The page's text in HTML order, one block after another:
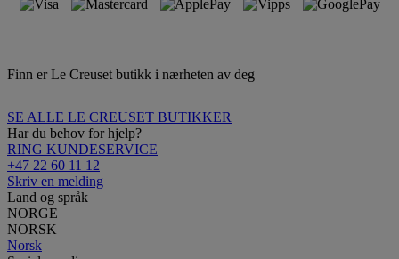
Finn er Le Creuset butikk i nærheten av deg
SE ALLE LE CREUSET BUTIKKER
Har du behov for hjelp?
RING KUNDESERVICE
+47 22 60 11 12
Skriv en melding
Land og språk
NORGE
NORSK
Norsk